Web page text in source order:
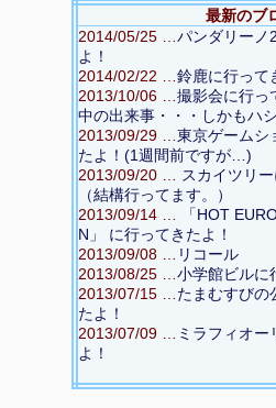
最新のブ
2014/05/25 … パンダリーノ
よ！
2014/02/22 … 鈴鹿に行って
2013/10/06 … 撮影会に行っ
中の出来事・・・しかもハシ
2013/09/29 … 東京ゲームシ
たよ！(1週間前ですが…)
2013/09/20 …
スカイツリ
（結構行ってます。）
2013/09/14 …
「HOT
N」 に行ってきたよ！
2013/09/08 …
リコール
2013/08/25 … 小学館ビルに
2013/07/15 … たまむすびの
たよ！
2013/07/09 …
ミラフィオ
よ！